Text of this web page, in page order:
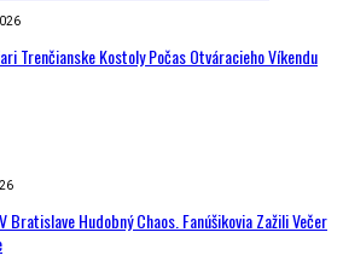
Trenčianske Kostoly Počas Otváracieho Víkendu
Bratislave Hudobný Chaos. Fanúšikovia Zažili Večer